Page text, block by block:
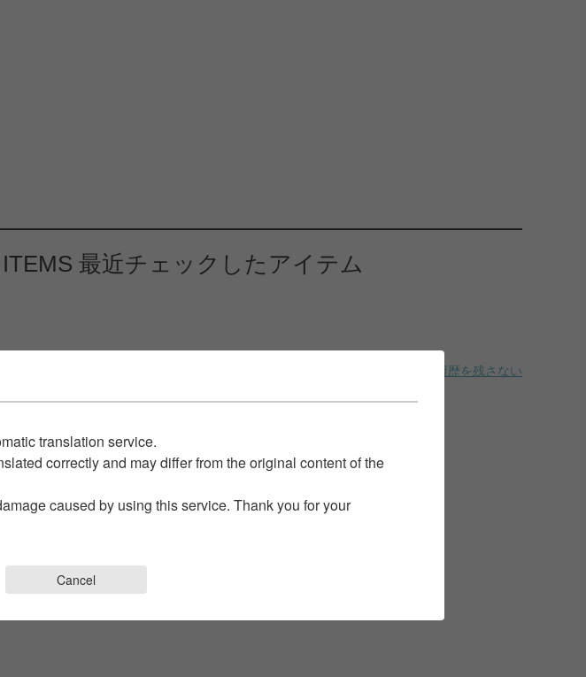
最近チェックしたアイテム
履歴を残さない
translation service.
correctly and may differ from the original content of the
caused by using this service. Thank you for your
Cancel